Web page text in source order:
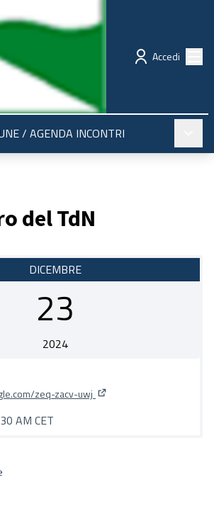
Partecipazione
Accedi
/ AGENDA INCONTRI
del TdN
DICEMBRE
23
2024
zeq-zacv-uwj
AM CET